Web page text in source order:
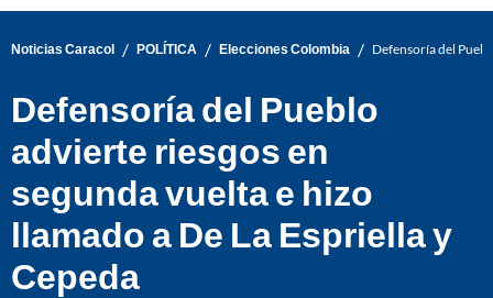
Noticias Caracol / POLÍTICA / Elecciones Colombia / Defensoría del
Defensoría del Pueblo
advierte riesgos en
segunda vuelta e hizo
llamado a De La Espriella y
Cepeda